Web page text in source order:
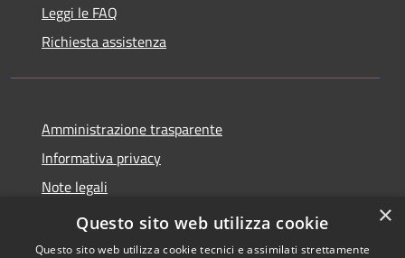
Leggi le FAQ
Richiesta assistenza
Amministrazione trasparente
Informativa privacy
Note legali
Dichiarazione di accessibilità
×
Questo sito web utilizza cookie
Questo sito web utilizza cookie tecnici e assimilati strettamente